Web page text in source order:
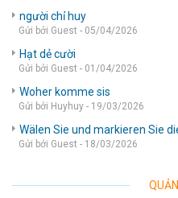
người chỉ huy
Gửi bởi Guest - 05/04/2026
Hạt dẻ cười
Gửi bởi Guest - 01/04/2026
Woher komme sis
Gửi bởi Huyhuy - 19/03/2026
Wälen Sie und markieren Sie
Gửi bởi Guest - 18/03/2026